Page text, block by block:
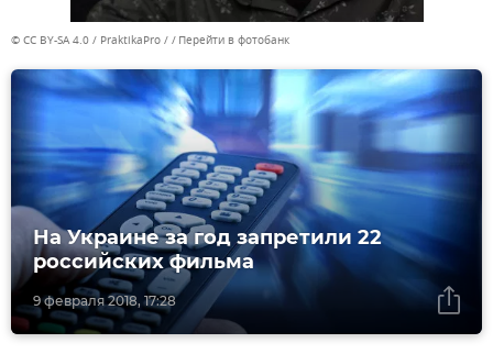
© CC BY-SA 4.0 / PraktikaPro / Перейти в фотобанк
9 февраля 2018, 17:28
На Украине за год запретили 22
российских фильма